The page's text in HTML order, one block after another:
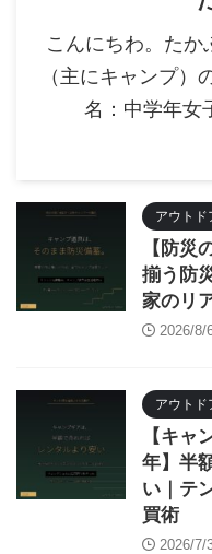
こんにちわ。たか
（主にキャンプ）
名：中学年女
アウトド
【防災
揃う防
家のリ
2026/8/
アウトド
【キャ
年】半
い｜テ
買術
2026/7/